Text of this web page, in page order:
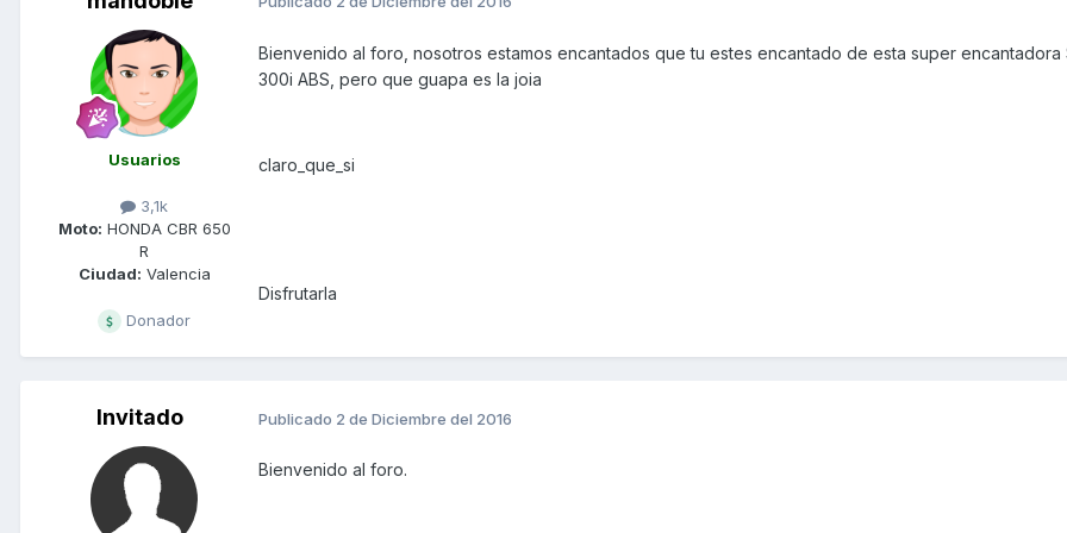
Usuarios
3,1k
Moto: HONDA CBR 650
R
Ciudad: Valencia
Donador
Bienvenido al foro, nosotros estamos encantados que tu estes encantado de esta super encantadora
300i ABS, pero que guapa es la joia
claro_que_si
Disfrutarla
Invitado Publicado 2 de Diciembre del 2016
Bienvenido al foro.